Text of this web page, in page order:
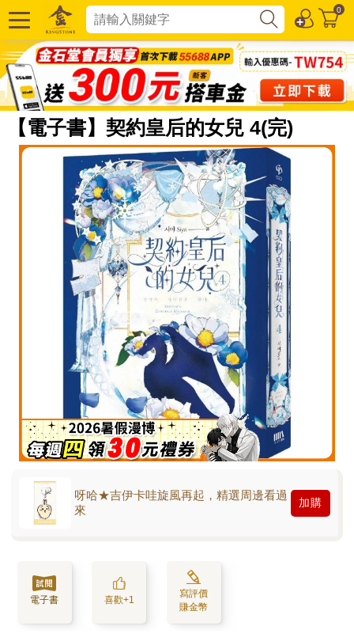
0
【電子書】契約皇后的女兒 4(完)
呀哈★吉伊卡哇旋風再起，精選周邊看過
來
加購
電子書 喜歡+1
寫評價
賺金幣